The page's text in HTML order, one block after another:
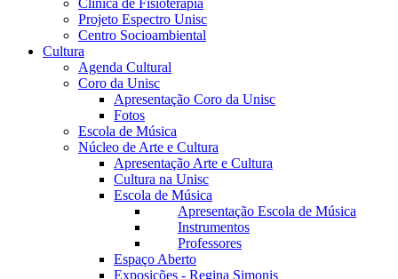
Clínica de Fisioterapia
Projeto Espectro Unisc
Centro Socioambiental
Cultura
Agenda Cultural
Coro da Unisc
Apresentação Coro da Unisc
Fotos
Escola de Música
Núcleo de Arte e Cultura
Apresentação Arte e Cultura
Cultura na Unisc
Escola de Música
Apresentação Escola de Música
Instrumentos
Professores
Espaço Aberto
Exposições - Regina Simonis